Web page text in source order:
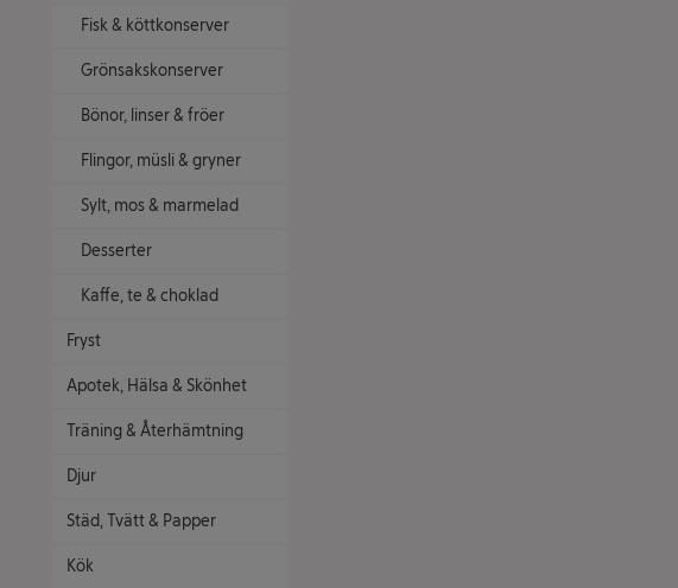
Fisk & köttkonserver
Grönsakskonserver
Bönor, linser & fröer
Flingor, müsli & gryner
Sylt, mos & marmelad
Desserter
Kaffe, te & choklad
Fryst
Apotek, Hälsa & Skönhet
Träning & Återhämtning
Djur
Städ, Tvätt & Papper
Kök